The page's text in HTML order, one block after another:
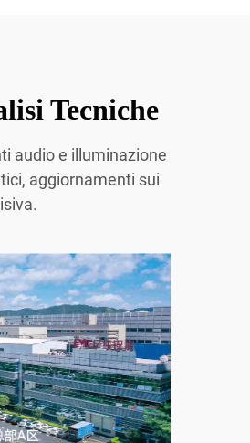
Tecniche
audio e illuminazione
aggiornamenti sui